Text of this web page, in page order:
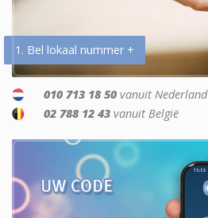
1. Bel lokaal nummer +
010 713 18 50 vanuit Nederland
02 788 12 43 vanuit België